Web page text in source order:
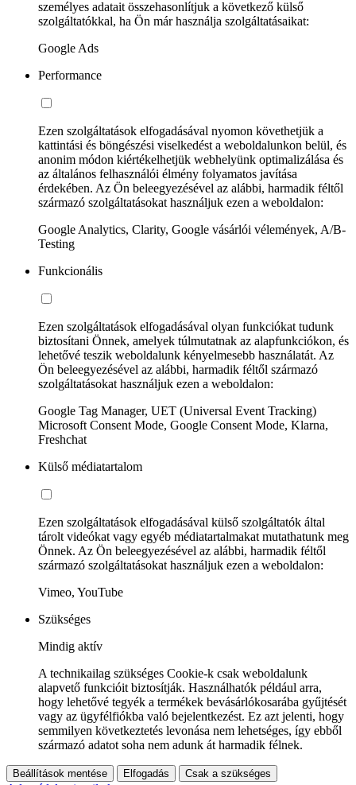
személyes adatait összehasonlítjuk a következő külső
szolgáltatókkal, ha Ön már használja szolgáltatásaikat:
Google Ads
Performance
Ezen szolgáltatások elfogadásával nyomon követhetjük a
kattintási és böngészési viselkedést a weboldalunkon belül, és
anonim módon kiértékelhetjük webhelyünk optimalizálása és
az általános felhasználói élmény folyamatos javítása
érdekében. Az Ön beleegyezésével az alábbi, harmadik féltől
származó szolgáltatásokat használjuk ezen a weboldalon:
Google Analytics, Clarity, Google vásárlói vélemények, A/B-
Testing
Funkcionális
Ezen szolgáltatások elfogadásával olyan funkciókat tudunk
biztosítani Önnek, amelyek túlmutatnak az alapfunkciókon, és
lehetővé teszik weboldalunk kényelmesebb használatát. Az
Ön beleegyezésével az alábbi, harmadik féltől származó
szolgáltatásokat használjuk ezen a weboldalon:
Google Tag Manager, UET (Universal Event Tracking)
Microsoft Consent Mode, Google Consent Mode, Klarna,
Freshchat
Külső médiatartalom
Ezen szolgáltatások elfogadásával külső szolgáltatók által
tárolt videókat vagy egyéb médiatartalmakat mutathatunk meg
Önnek. Az Ön beleegyezésével az alábbi, harmadik féltől
származó szolgáltatásokat használjuk ezen a weboldalon:
Vimeo, YouTube
Szükséges
Mindig aktív
A technikailag szükséges Cookie-k csak weboldalunk
alapvető funkcióit biztosítják. Használhatók például arra,
hogy lehetővé tegyék a termékek bevásárlókosarába gyűjtését
vagy az ügyfélfiókba való bejelentkezést. Ez azt jelenti, hogy
semmilyen következtetés levonása nem lehetséges, így ebből
származó adatot soha nem adunk át harmadik félnek.
Beállítások mentése Elfogadás Csak a szükséges